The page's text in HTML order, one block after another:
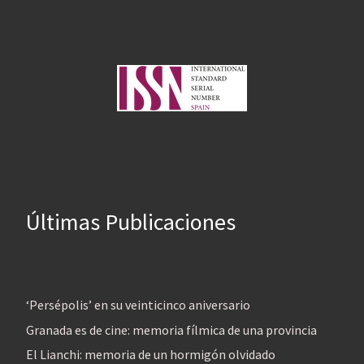
Últimas Publicaciones
‘Persépolis’ en su veinticinco aniversario
Granada es de cine: memoria fílmica de una provincia
El Lianchi: memoria de un hormigón olvidado